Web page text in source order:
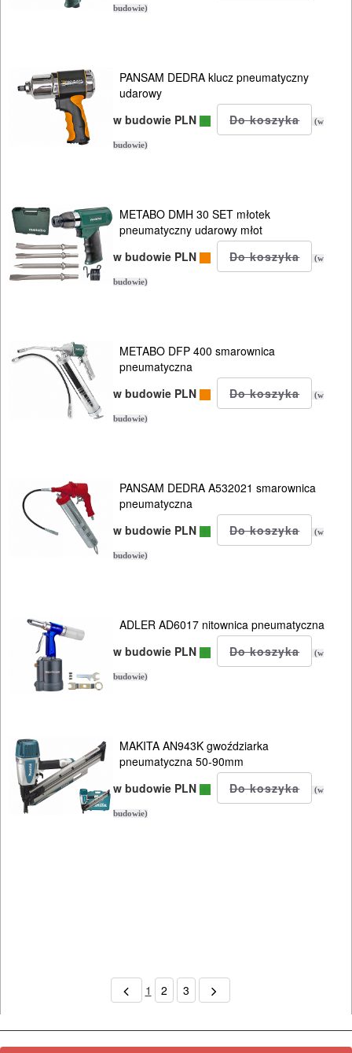
budowie)
PANSAM DEDRA klucz pneumatyczny
udarowy
w budowie PLN
(w
budowie)
METABO DMH 30 SET młotek
pneumatyczny udarowy młot
w budowie PLN
(w
budowie)
METABO DFP 400 smarownica
pneumatyczna
w budowie PLN
(w
budowie)
PANSAM DEDRA A532021 smarownica
pneumatyczna
w budowie PLN
(w
budowie)
ADLER AD6017 nitownica pneumatyczna
w budowie PLN
(w
budowie)
MAKITA AN943K gwoździarka
pneumatyczna 50-90mm
w budowie PLN
(w
budowie)
1 2 3